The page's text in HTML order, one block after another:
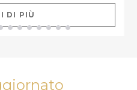
Massaggi total body […]
DI PIÙ